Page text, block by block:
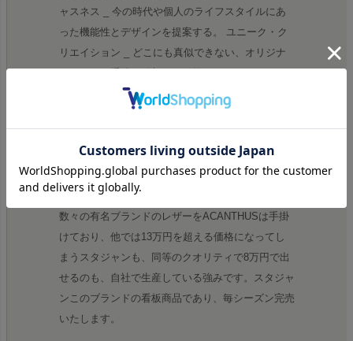
ャスネス _ 今の時代や個人のライフスタイルにあ
った機能性とデザインを提案する。 ユニーク・ク
リエイション _ どこにも真似できない、オリジナ
パフォーマンス _ いつまでも愛着を持って着られ
グを生かした風合いを意識する。
レザーへのこだわり
数々の有名ブランドのレザーをACANTHUSは手掛
けており、他では13万円を超える価格になってし
まうスタジャンも、同等のクオリティで8万円で出
せるのも、自社で生産している強みです。スタジャ
ンこのブランドの看板商品であり、毎シーズン完売
いたします。